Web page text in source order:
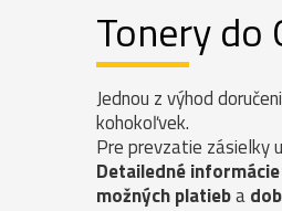
Tonery do
Jednou z výhod
kohokoľvek.
Pre prevzatie zásielky
Detailedné
možných platieba